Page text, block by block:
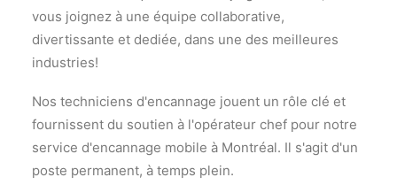
vous joignez à une équipe collaborative,
divertissante et dediée, dans une des meilleures
industries!
Nos techniciens d'encannage jouent un rôle clé et
fournissent du soutien à l'opérateur chef pour notre
service d'encannage mobile à Montréal. Il s'agit d'un
poste permanent, à temps plein.